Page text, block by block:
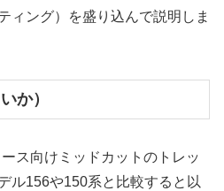
ィング）を盛り込んで説明しま
か）
ス向けミッドカットのトレッ
ル156や150系と比較すると以